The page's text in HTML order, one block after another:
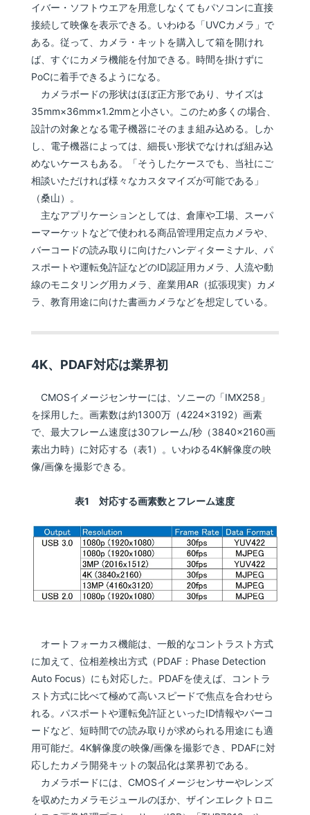
イバー・ソフトウエアを用意しなくてもパソコンに直接
接続して映像を表示できる。いわゆる「UVCカメラ」で
ある。従って、カメラ・キットを購入して箱を開けれ
ば、すぐにカメラ機能を付加できる。時間を掛けずに
PoCに着手できるようになる。
カメラボードの形状はほぼ正方形であり、サイズは
35mm×36mm×1.2mmと小さい。このため多くの場合、
設計の対象となる電子機器にそのまま組み込める。しか
し、電子機器によっては、細長い形状でなければ組み込
めないケースもある。「そうしたケースでも、当社にご
相談いただければ様々なカスタマイズが可能である」
（桑山）。
主なアプリケーションとしては、倉庫や工場、スーパ
ーマーケットなどで使われる商品管理用定点カメラや、
バーコードの読み取りに向けたハンディターミナル、パ
スポートや運転免許証などのID認証用カメラ、人流や動
線のモニタリング用カメラ、産業用AR（拡張現実）カメ
ラ、教育用途に向けた書画カメラなどを想定している。
4K、PDAF対応は業界初
CMOSイメージセンサーには、ソニーの「IMX258」
を採用した。画素数は約1300万（4224×3192）画素
で、最大フレーム速度は30フレーム/秒（3840×2160画
素出力時）に対応する（表1）。いわゆる4K解像度の映
像/画像を撮影できる。
表1 対応する画素数とフレーム速度
オートフォーカス機能は、一般的なコントラスト方式
に加えて、位相差検出方式（PDAF：Phase Detection
Auto Focus）にも対応した。PDAFを使えば、コントラ
スト方式に比べて極めて高いスピードで焦点を合わせら
れる。パスポートや運転免許証といったID情報やバーコ
ードなど、短時間での読み取りが求められる用途にも適
用可能だ。4K解像度の映像/画像を撮影でき、PDAFに対
応したカメラ開発キットの製品化は業界初である。
カメラボードには、CMOSイメージセンサーやレンズ
を収めたカメラモジュールのほか、ザインエレクトロニ